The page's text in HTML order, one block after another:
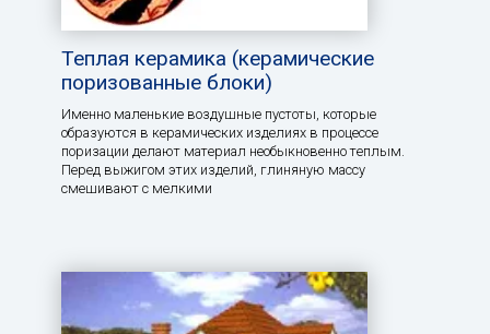
Теплая керамика (керамические
поризованные блоки)
Именно маленькие воздушные пустоты, которые
образуются в керамических изделиях в процессе
поризации делают материал необыкновенно теплым.
Перед выжигом этих изделий, глиняную массу
смешивают с мелкими